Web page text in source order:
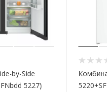
by-Side
5227)